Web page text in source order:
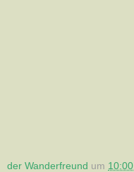
der Wanderfreund um 10:00